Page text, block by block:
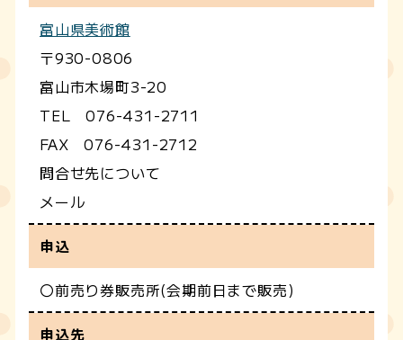
富山県美術館
〒930-0806
富山市木場町3-20
TEL 076-431-2711
FAX 076-431-2712
問合せ先について
メール
申込
〇前売り券販売所(会期前日まで販売)
申込先